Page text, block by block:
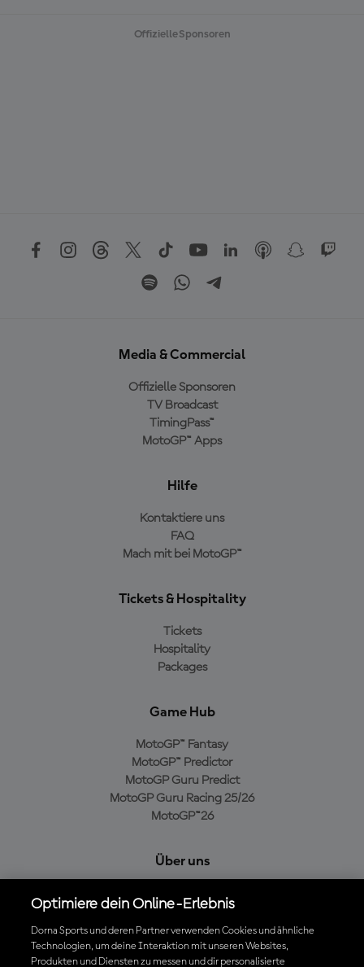
Offizielle Sponsoren
Media & Commercial
Offizielle Sponsoren
TV Broadcast
TimingPass™
MotoGP™ Apps
Hilfe
Kontaktiere uns
FAQ
Mach mit bei MotoGP™
Tickets & Hospitality
Tickets
Hospitality
Packages
Game Hub
MotoGP™ Fantasy
MotoGP™ Predictor
MotoGP Guru Predict
MotoGP Guru Racing 25/26
MotoGP™26
Über uns
Cookie-Richtlinien
Geschäftsbedingungen
Datenschutzrichtlinien
Optimiere dein Online-Erlebnis
Dorna Sports und deren Partner verwenden Cookies und ähnliche
Technologien, um deine Interaktion mit unseren Websites,
Produkten und Diensten zu messen und dir personalisierte